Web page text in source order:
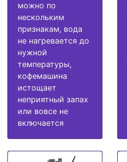
можно по
нескольким
признакам, вода
не нагревается до
нужной
температуры,
кофемашина
истощает
неприятный запах
или вовсе не
включается